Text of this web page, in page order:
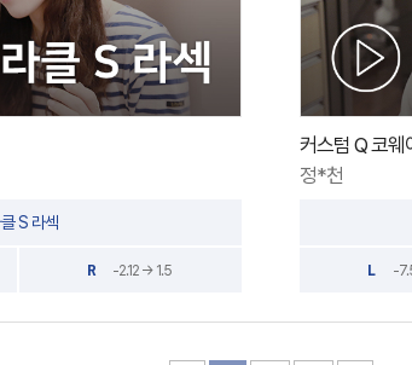
S 라섹
R -2.12 → 1.5
커스텀 Q 코웨
정*천
L -